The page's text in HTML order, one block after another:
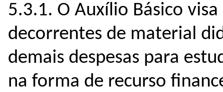
5.3.1. O Auxílio Básico
decorrentes de material
demais despesas para
na forma de recurso